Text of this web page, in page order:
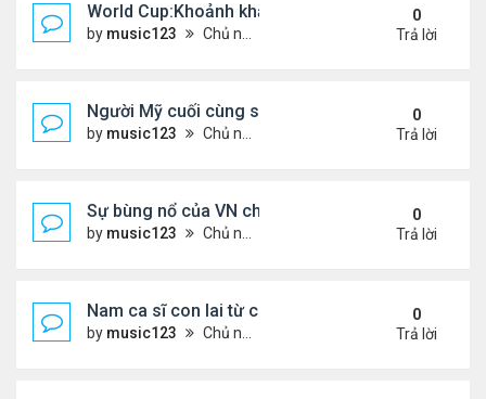
World Cup:Khoảnh khắc Anh vào vòng bán kết
by music123 Chủ nhật Tháng 7 12, 2026 3:42 pm
0
Trả lời
Người Mỹ cuối cùng sống nhờ 'lá phổi sắt' qua đời
by music123 Chủ nhật Tháng 7 12, 2026 3:37 pm
0
Trả lời
Sự bùng nổ của VN chỉ là điều dối trá
by music123 Chủ nhật Tháng 7 12, 2026 12:01 pm
0
Trả lời
Nam ca sĩ con lai từ chối bố ruột Mỹ
by music123 Chủ nhật Tháng 7 12, 2026 8:50 am
0
Trả lời